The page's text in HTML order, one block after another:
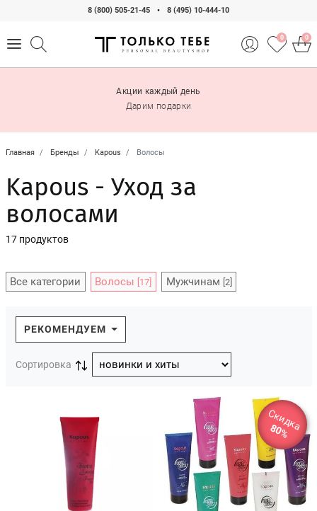
8 (800) 505-21-45 • 8 (495) 10-444-10
0 0
Акции каждый день
Дарим подарки
Главная Бренды Kapous Волосы
Kapous - Уход за
волосами
17 продуктов
Все категории Волосы [17] Мужчинам [2]
РЕКОМЕНДУЕМ
Сортировка
Скидка
80%